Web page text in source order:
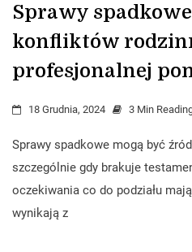
Sprawy
konfliktów
profesjonalnej
18 Grudnia, 2024 3 Min
Sprawy spadkowe mogą być
szczególnie gdy brakuje
oczekiwania co do podziału
wynikają z